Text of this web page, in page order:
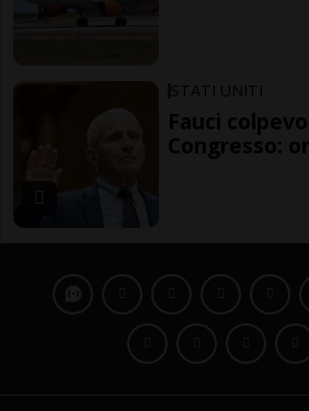
STATI UNITI
Fauci
Congresso: